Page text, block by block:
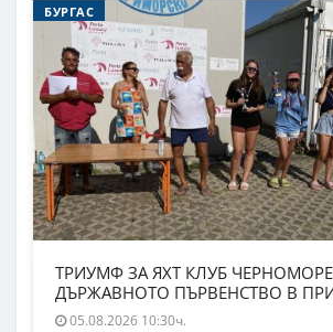
БУРГАС
ТРИУМФ ЗА ЯХТ КЛУБ
ДЪРЖАВНОТО ПЪРВЕНСТВО В
05.08.2026 10:30ч.